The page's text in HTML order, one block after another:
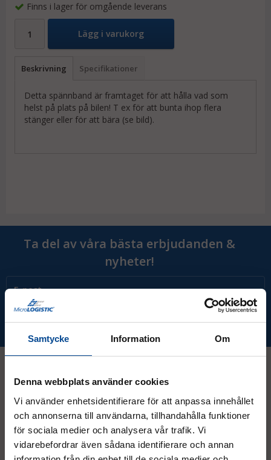
Samtycke Information Om
Denna webbplats använder cookies
Vi använder enhetsidentifierare för att anpassa innehållet
och annonserna till användarna, tillhandahålla funktioner
för sociala medier och analysera vår trafik. Vi
vidarebefordrar även sådana identifierare och annan
Finns i lager för omgående leverans
Lägg i varukorg
Beskrivning Specifikationer
Detta spännband är framtaget för att hålla vad som
helst på plats på bilen! T ex för att bunta ihop flera
stänger eller för att bära (se bild).
Ta del av våra bästa erbjudanden &
nyheter!
Prenumerera
Kontakt
08 - 544 401 50
info@micrologistic.com